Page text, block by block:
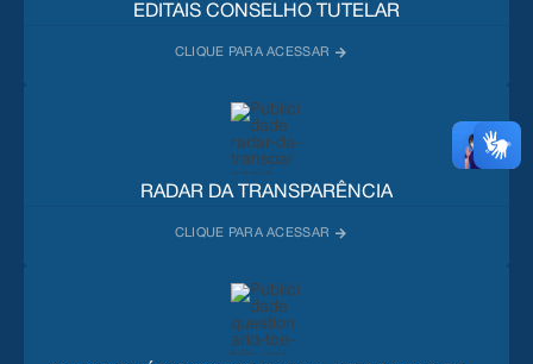
EDITAIS CONSELHO TUTELAR
RADAR DA TRANSPARÊNCIA